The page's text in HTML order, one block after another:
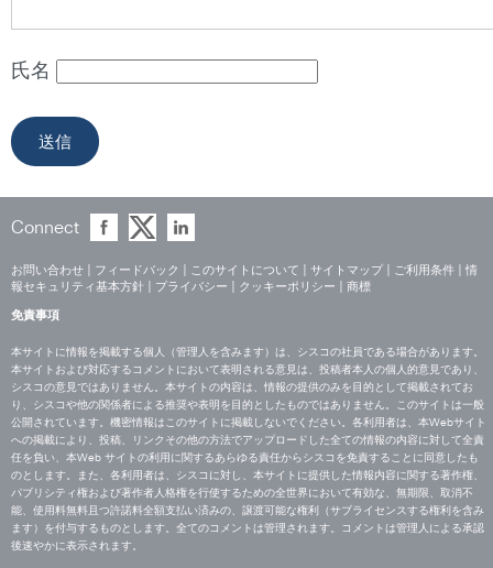
氏名
Connect
お問い合わせ フィードバック このサイトについて サイトマップ ご利用条件
情
報セキュリティ基本方針
プライバシー クッキーポリシー 商標
免責事項
本サイトに情報を掲載する個人（管理人を含みます）は、シスコの社員である場合があります。
本サイトおよび対応するコメントにおいて表明される意見は、投稿者本人の個人的意見であり、
シスコの意見ではありません。本サイトの内容は、情報の提供のみを目的として掲載されてお
り、シスコや他の関係者による推奨や表明を目的としたものではありません。このサイトは一般
公開されています。機密情報はこのサイトに掲載しないでください。各利用者は、本Webサイト
への掲載により、投稿、リンクその他の方法でアップロードした全ての情報の内容に対して全責
任を負い、本Web サイトの利用に関するあらゆる責任からシスコを免責することに同意したも
のとします。また、各利用者は、シスコに対し、本サイトに提供した情報内容に関する著作権、
パブリシティ権および著作者人格権を行使するための全世界において有効な、無期限、取消不
能、使用料無料且つ許諾料全額支払い済みの、譲渡可能な権利（サブライセンスする権利を含み
ます）を付与するものとします。全てのコメントは管理されます。コメントは管理人による承認
後速やかに表示されます。